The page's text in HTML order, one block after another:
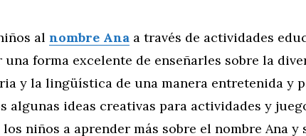
al nombre Ana a través de actividades
una forma excelente de enseñarles sobre la
y la lingüística de una manera entretenida y
algunas ideas creativas para actividades y
niños a aprender más sobre el nombre Ana y